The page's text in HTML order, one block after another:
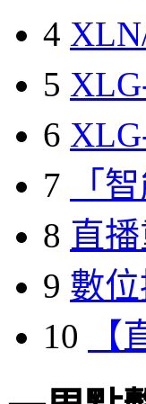
4
5
6
7
「
8 直
9 數
10